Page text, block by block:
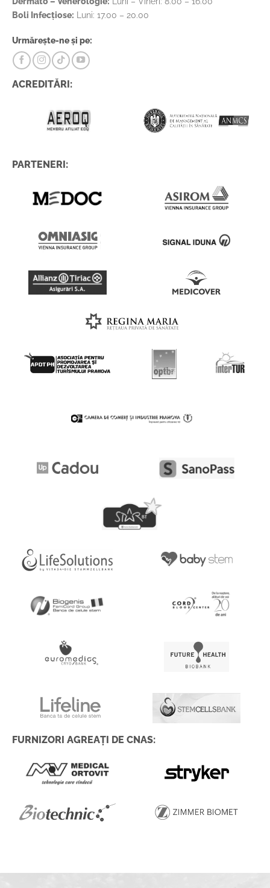
Boli Infecțiose: Luni: 17.00 – 20.00
Urmărește-ne și pe:
ACREDITĂRI:
PARTENERI:
FURNIZORI AGREAȚI DE CNAS: